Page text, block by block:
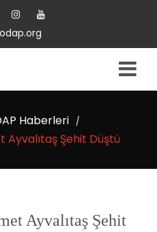
Haberleri /
Ayvalıtaş Şehit Düştü
Ayvalıtaş Şehit